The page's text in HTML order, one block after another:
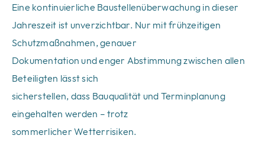
Eine kontinuierliche Baustellenüberwachung in dieser
Jahreszeit ist unverzichtbar. Nur mit frühzeitigen
Schutzmaßnahmen, genauer
Dokumentation und enger Abstimmung zwischen allen
Beteiligten lässt sich
sicherstellen, dass Bauqualität und Terminplanung
eingehalten werden – trotz
sommerlicher Wetterrisiken.